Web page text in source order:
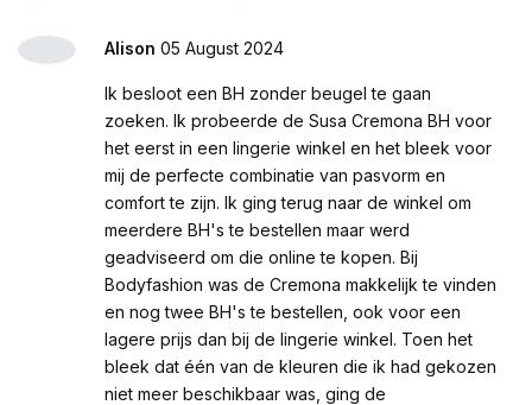
Alison 05 August 2024
Ik besloot een BH zonder beugel te gaan
zoeken. Ik probeerde de Susa Cremona BH voor
het eerst in een lingerie winkel en het bleek voor
mij de perfecte combinatie van pasvorm en
comfort te zijn. Ik ging terug naar de winkel om
meerdere BH's te bestellen maar werd
geadviseerd om die online te kopen. Bij
Bodyfashion was de Cremona makkelijk te vinden
en nog twee BH's te bestellen, ook voor een
lagere prijs dan bij de lingerie winkel. Toen het
bleek dat één van de kleuren die ik had gekozen
niet meer beschikbaar was, ging de